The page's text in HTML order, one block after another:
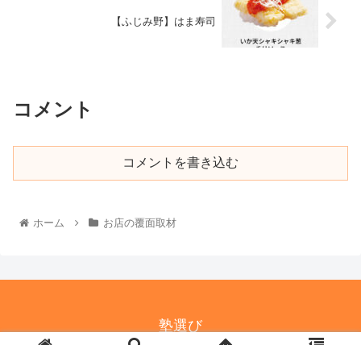
【ふじみ野】はま寿司
コメント
コメントを書き込む
ホーム お店の覆面取材
塾選び